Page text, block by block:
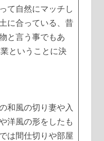
て自然にマッチし
に合っている、昔
と言う事でもあ
ということに決
和風の切り妻や入
洋風の形をしたも
は間仕切りや部屋